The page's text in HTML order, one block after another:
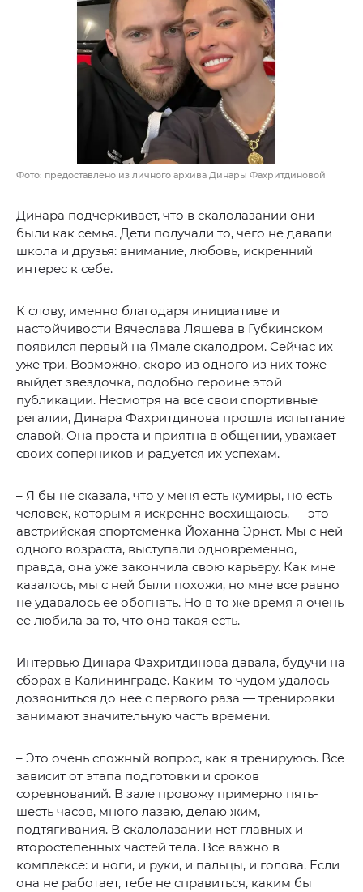
Фото: предоставлено из личного архива Динары Фахритдиновой
Динара подчеркивает, что в скалолазании они
были как семья. Дети получали то, чего не давали
школа и друзья: внимание, любовь, искренний
интерес к себе.
К слову, именно благодаря инициативе и
настойчивости Вячеслава Ляшева в Губкинском
появился первый на Ямале скалодром. Сейчас их
уже три. Возможно, скоро из одного из них тоже
выйдет звездочка, подобно героине этой
публикации. Несмотря на все свои спортивные
регалии, Динара Фахритдинова прошла испытание
славой. Она проста и приятна в общении, уважает
своих соперников и радуется их успехам.
– Я бы не сказала, что у меня есть кумиры, но есть
человек, которым я искренне восхищаюсь, — это
австрийская спортсменка Йоханна Эрнст. Мы с ней
одного возраста, выступали одновременно,
правда, она уже закончила свою карьеру. Как мне
казалось, мы с ней были похожи, но мне все равно
не удавалось ее обогнать. Но в то же время я очень
ее любила за то, что она такая есть.
Интервью Динара Фахритдинова давала, будучи на
сборах в Калининграде. Каким-то чудом удалось
дозвониться до нее с первого раза — тренировки
занимают значительную часть времени.
– Это очень сложный вопрос, как я тренируюсь. Все
зависит от этапа подготовки и сроков
соревнований. В зале провожу примерно пять-
шесть часов, много лазаю, делаю жим,
подтягивания. В скалолазании нет главных и
второстепенных частей тела. Все важно в
комплексе: и ноги, и руки, и пальцы, и голова. Если
она не работает, тебе не справиться, каким бы